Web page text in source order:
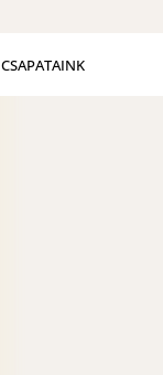
CSAPATAINK